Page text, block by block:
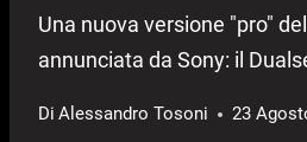
Una nuova versione "pro"
annunciata da Sony: il
Di Alessandro Tosoni 23